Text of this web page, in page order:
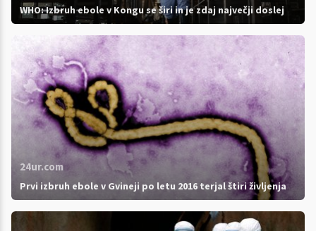
WHO: Izbruh ebole v Kongu se širi in je zdaj največji doslej
24ur.com
Prvi izbruh ebole v Gvineji po letu 2016 terjal štiri življenja